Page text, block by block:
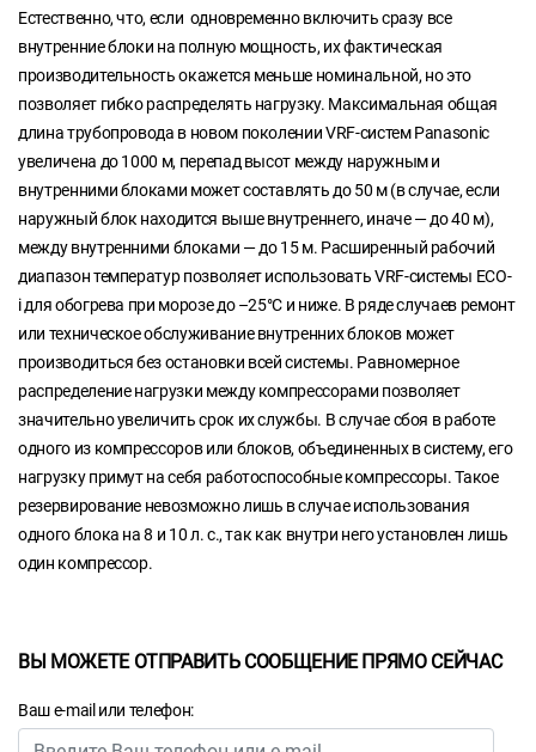
Естественно, что, если одновременно включить сразу все
внутренние блоки на полную мощность, их фактическая
производительность окажется меньше номинальной, но это
позволяет гибко распределять нагрузку. Максимальная общая
длина трубопровода в новом поколении VRF-систем Panasonic
увеличена до 1000 м, перепад высот между наружным и
внутренними блоками может составлять до 50 м (в случае, если
наружный блок находится выше внутреннего, иначе — до 40 м),
между внутренними блоками — до 15 м. Расширенный рабочий
диапазон температур позволяет использовать VRF-системы ECO-
i для обогрева при морозе до –25°С и ниже. В ряде случаев ремонт
или техническое обслуживание внутренних блоков может
производиться без остановки всей системы. Равномерное
распределение нагрузки между компрессорами позволяет
значительно увеличить срок их службы. В случае сбоя в работе
одного из компрессоров или блоков, объединенных в систему, его
нагрузку примут на себя работоспособные компрессоры. Такое
резервирование невозможно лишь в случае использования
одного блока на 8 и 10 л. с., так как внутри него установлен лишь
один компрессор.
ВЫ МОЖЕТЕ ОТПРАВИТЬ СООБЩЕНИЕ ПРЯМО СЕЙЧАС
Ваш e-mail или телефон: